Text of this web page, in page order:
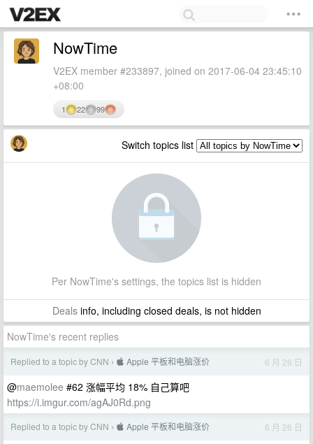
NowTime
V2EX member #233897, joined on 2017-06-04 23:45:10
+08:00
1 22 99
Switch topics list
Per NowTime's settings, the topics list is hidden
Dealsinfo, including closed deals, is not hidden
NowTime's recent replies
Replied to a topic by CNN ›  Apple 平板和电脑涨价 6 月 26 日
@maemolee #62 涨幅平均 18% 自己算吧
https://i.imgur.com/agAJ0Rd.png
Replied to a topic by CNN ›  Apple 平板和电脑涨价 6 月 26 日